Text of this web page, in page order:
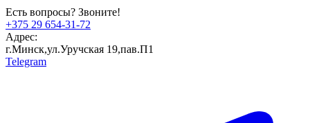
Есть вопросы? Звоните!
+375 29 654-31-72
Адрес:
г.Минск,ул.Уручская 19,пав.П1
Telegram